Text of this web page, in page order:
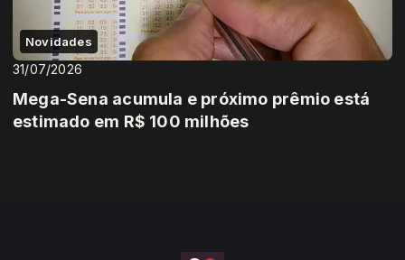
Novidades
31/07/2026
Mega-Sena acumula e próximo prêmio está
estimado em R$ 100 milhões